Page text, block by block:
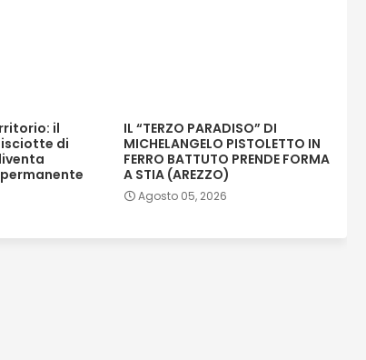
il
di
IL “TERZO PARADISO” DI
MICHELANGELO PISTOLETTO IN
FERRO BATTUTO PRENDE FORMA
A STIA (AREZZO)
Agosto 05, 2026